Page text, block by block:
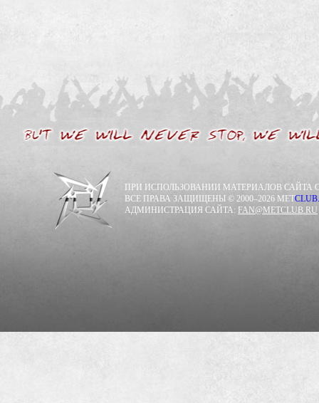
ПРИ ИСПОЛЬЗОВАНИИ МАТЕРИАЛОВ САЙТА
ВСЕ ПРАВА ЗАЩИЩЕНЫ © 2000–2026 METCLUB.
АДМИНИСТРАЦИЯ САЙТА: FAN@METCLUB.RU